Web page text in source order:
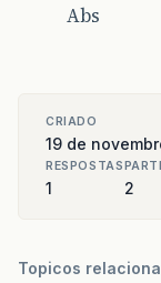
Abs
CRIADO
19 de
RESPOSTAS
1 2
Topicos